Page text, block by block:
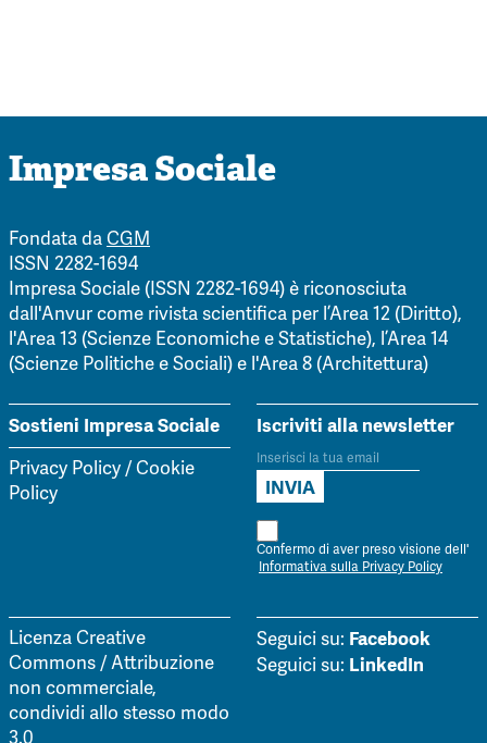
Impresa Sociale
Fondata daCGM
ISSN 2282-1694
Impresa Sociale (ISSN 2282-1694) è riconosciuta
dall'Anvur come rivista scientifica per l’Area 12 (Diritto),
l'Area 13 (Scienze Economiche e Statistiche), l’Area 14
(Scienze Politiche e Sociali) e l'Area 8 (Architettura)
Sostieni Impresa Sociale
Privacy Policy/Cookie
Policy
Iscriviti alla newsletter
Confermo di aver preso visione dell'
Informativa sulla Privacy Policy
Licenza Creative
Commons / Attribuzione
non commerciale,
condividi allo stesso modo
Seguici su: Facebook
Seguici su: LinkedIn